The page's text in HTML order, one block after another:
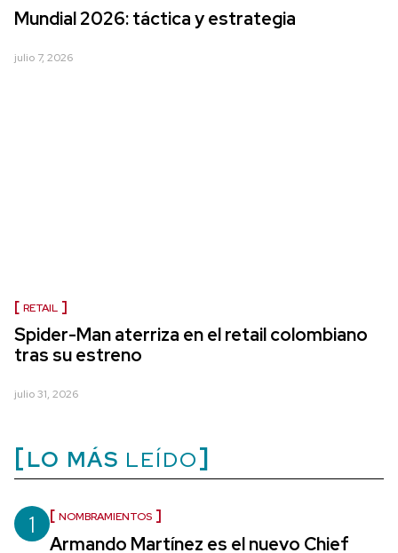
Mundial 2026: táctica y estrategia
julio 7, 2026
RETAIL
Spider-Man aterriza en el retail colombiano
tras su estreno
julio 31, 2026
LO MÁS LEÍDO
1 NOMBRAMIENTOS
Armando Martínez es el nuevo Chief